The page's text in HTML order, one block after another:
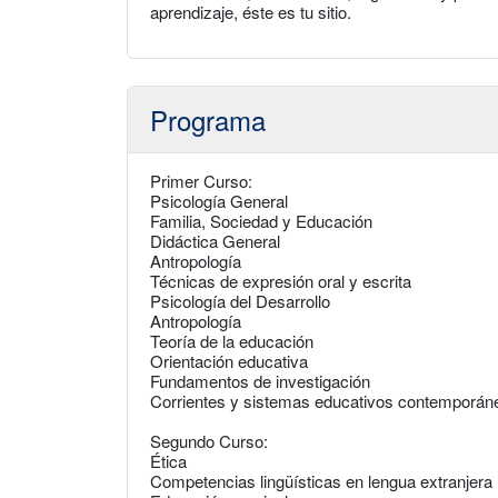
aprendizaje, éste es tu sitio.
Programa
Primer Curso:
Psicología General
Familia, Sociedad y Educación
Didáctica General
Antropología
Técnicas de expresión oral y escrita
Psicología del Desarrollo
Antropología
Teoría de la educación
Orientación educativa
Fundamentos de investigación
Corrientes y sistemas educativos
Segundo Curso:
Ética
Competencias lingüísticas en lengua extranjera